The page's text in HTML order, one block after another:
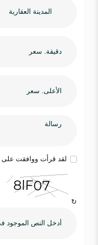
المدينة العقارية
لقد قرأت ووافقت على
↻